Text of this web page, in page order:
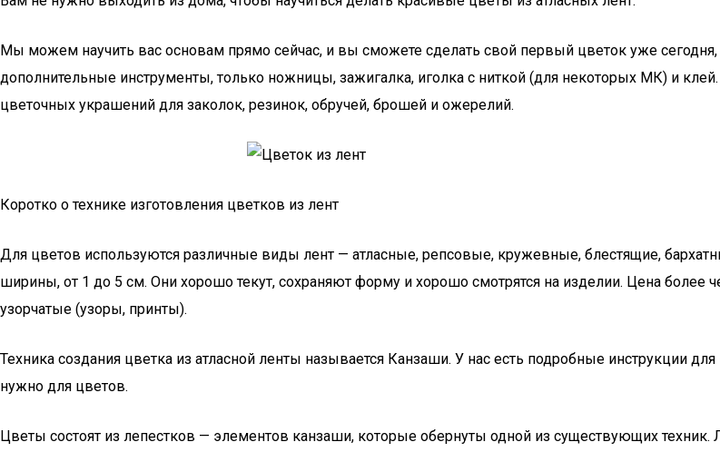
Мы можем научить вас основам прямо сейчас, и вы сможете сделать свой первый цветок уже
дополнительные инструменты, только ножницы, зажигалка, иголка с ниткой (для некоторых МК) и
цветочных украшений для заколок, резинок, обручей, брошей и ожерелий.
Коротко о технике изготовления цветков из лент
Для цветов используются различные виды лент — атласные, репсовые, кружевные, блестящие,
ширины, от 1 до 5 см. Они хорошо текут, сохраняют форму и хорошо смотрятся на изделии. Цена более
узорчатые (узоры, принты).
Техника создания цветка из атласной ленты называется Канзаши. У нас есть подробные инструкции
нужно для цветов.
Цветы состоят из лепестков — элементов канзаши, которые обернуты одной из существующих